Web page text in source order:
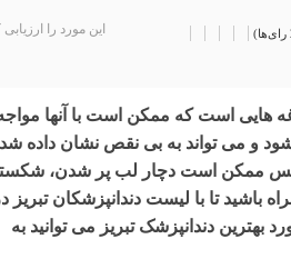
این مورد را ارزیابی
هایی است که ممکن است با آنها
و می تواند به بی نقص نشان داده
پس ممکن است دچار لب پر شدن،
باشید تا با لیست دندانپزشکان تبریز
بهترین دندانپزشک تبریز می توانید به